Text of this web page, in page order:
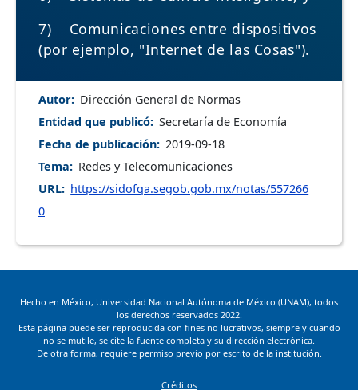
7) Comunicaciones entre dispositivos
(por ejemplo, "Internet de las Cosas").
Autor
Dirección General de Normas
Entidad que publicó Secretaría de Economía
Fecha de publicación 2019-09-18
Tema
Redes y Telecomunicaciones
URL
https://sidofqa.segob.gob.mx/notas/557266
0
Hecho en México, Universidad Nacional Autónoma de México (UNAM), todos
los derechos reservados 2022.
Esta página puede ser reproducida con fines no lucrativos, siempre y cuando
no se mutile, se cite la fuente completa y su dirección electrónica.
De otra forma, requiere permiso previo por escrito de la institución.
Créditos